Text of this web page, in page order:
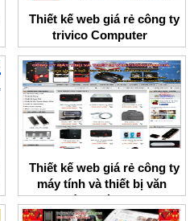
Thiết kế web giá rẻ công ty
trivico Computer
Thiết kế web giá rẻ công ty
máy tính và thiết bị văn
phòng Hà Nam